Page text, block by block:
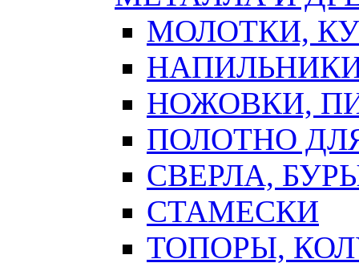
МОЛОТКИ,
НОЖОВКИ,
ПОЛОТНО
СВЕРЛА,
СТАМЕСКИ
ТОПОРЫ,